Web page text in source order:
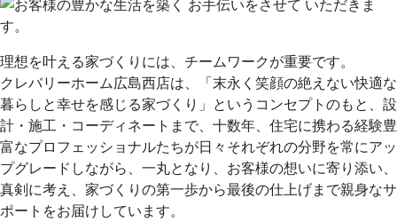
理想を叶える家づくりには、チームワークが重要です。
クレバリーホーム広島西店は、「末永く笑顔の絶えない快適な
暮らしと幸せを感じる家づくり」というコンセプトのもと、設
計・施工・コーディネートまで、十数年、住宅に携わる経験豊
富なプロフェッショナルたちが日々それぞれの分野を常にアッ
プグレードしながら、一丸となり、お客様の想いに寄り添い、
真剣に考え、家づくりの第一歩から最後の仕上げまで親身なサ
ポートをお届けしています。